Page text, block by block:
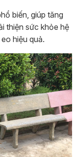
biến, giúp tăng
thiện sức khỏe hệ
hiệu quả.